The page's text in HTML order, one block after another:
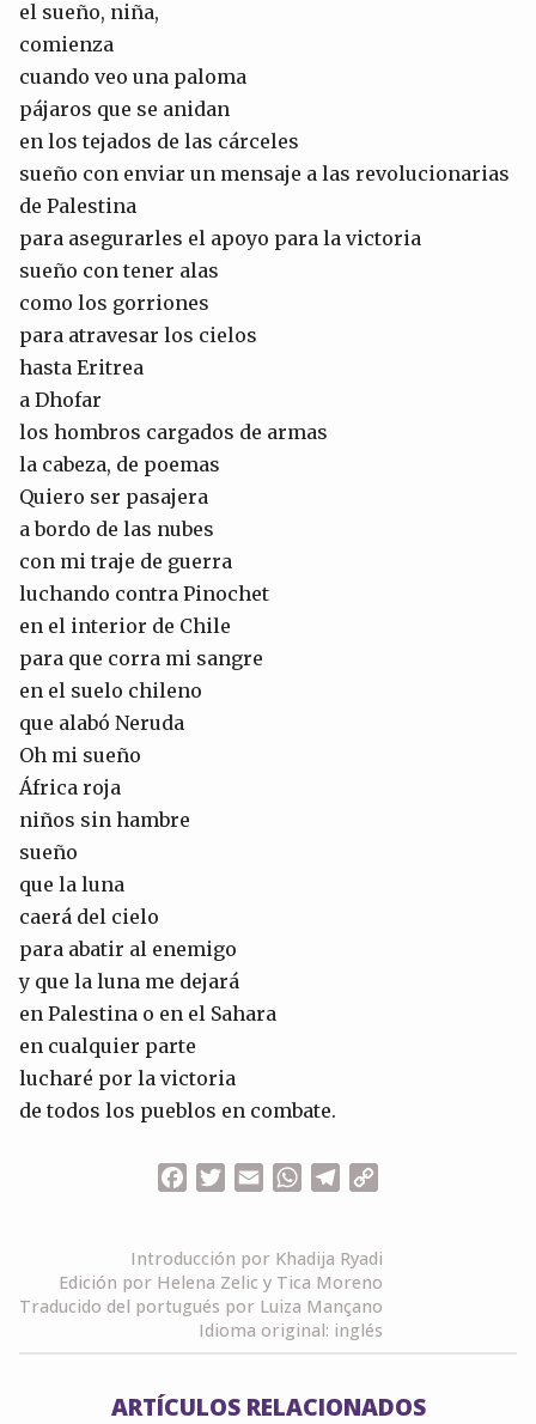
el sueño, niña,
comienza
cuando veo una paloma
pájaros que se anidan
en los tejados de las cárceles
sueño con enviar un mensaje a las revolucionarias
de Palestina
para asegurarles el apoyo para la victoria
sueño con tener alas
como los gorriones
para atravesar los cielos
hasta Eritrea
a Dhofar
los hombros cargados de armas
la cabeza, de poemas
Quiero ser pasajera
a bordo de las nubes
con mi traje de guerra
luchando contra Pinochet
en el interior de Chile
para que corra mi sangre
en el suelo chileno
que alabó Neruda
Oh mi sueño
África roja
niños sin hambre
sueño
que la luna
caerá del cielo
para abatir al enemigo
y que la luna me dejará
en Palestina o en el Sahara
en cualquier parte
lucharé por la victoria
de todos los pueblos en combate.
FacebookTwitterEmailWhatsApp
Telegram
Introducción por Khadija Ryadi
Edición por Helena Zelic y Tica Moreno
Traducido del portugués por Luiza Mançano
Idioma original: inglés
ARTÍCULOS RELACIONADOS